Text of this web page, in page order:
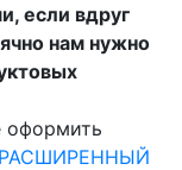
если вдруг
нам нужно
РАСШИРЕННЫЙ